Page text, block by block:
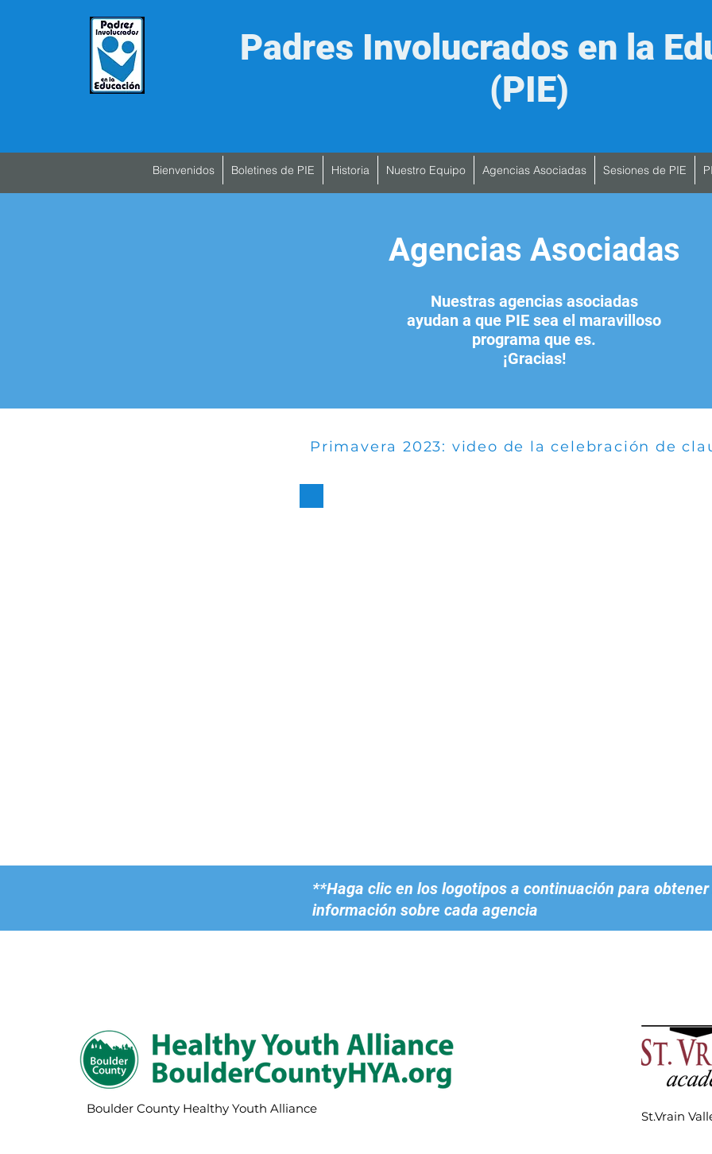
Padres Involucrados en la
(PIE)
Bienvenidos Boletines de PIE Historia Nuestro Equipo Agencias Asociadas Sesiones de PIE
Agencias Asociadas
Nuestras agencias asociadas
ayudan a que PIE sea el maravilloso
programa que es.
¡Gracias!
Primavera 2023: video de la celebración de
**Haga clic en los logotipos a continuación para
información sobre cada agencia
Boulder County Healthy Youth Alliance
St.Vrain